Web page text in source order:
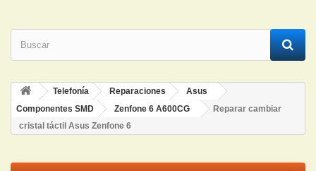
Telefonía Reparaciones
Asus
Componentes SMD
Zenfone 6 A600CG
Reparar cambiar
cristal táctil Asus Zenfone 6